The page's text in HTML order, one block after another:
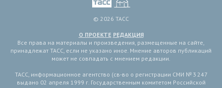
© 2026 ТАСС
О ПРОЕКТЕ РЕДАКЦИЯ
Все права на материалы и произведения, размещенные на сайте,
принадлежат ТАСС, если не указано иное. Мнение авторов публикаций
может не совпадать с мнением редакции.
ТАСС, информационное агентство (св-во о регистрации СМИ № 3 247
выдано 02 апреля 1999 г. Государственным комитетом Российской